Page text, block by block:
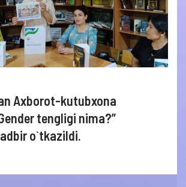
Axborot-kutubxona
tengligi nima?”
o`tkazildi.